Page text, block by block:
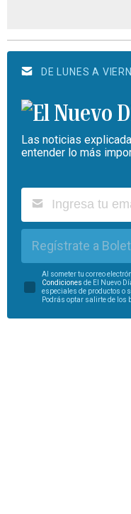
DE LUNES A
Las noticias
entender lo más
Regístrate a
Al someter tu correo
Condiciones de El Nuevo
especiales de productos o
Podrás optar salirte de los